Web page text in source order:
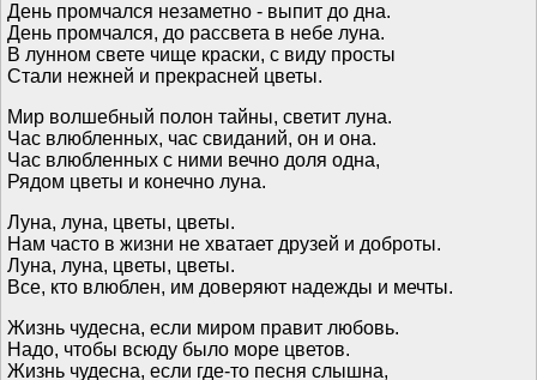
День промчался незаметно - выпит до дна.
День промчался, до рассвета в небе луна.
В лунном свете чище краски, с виду просты
Стали нежней и прекрасней цветы.
Мир волшебный полон тайны, светит луна.
Час влюбленных, час свиданий, он и она.
Час влюбленных с ними вечно доля одна,
Рядом цветы и конечно луна.
Луна, луна, цветы, цветы.
Нам часто в жизни не хватает друзей и доброты.
Луна, луна, цветы, цветы.
Все, кто влюблен, им доверяют надежды и мечты.
Жизнь чудесна, если миром правит любовь.
Надо, чтобы всюду было море цветов.
Жизнь чудесна, если где-то песня слышна,